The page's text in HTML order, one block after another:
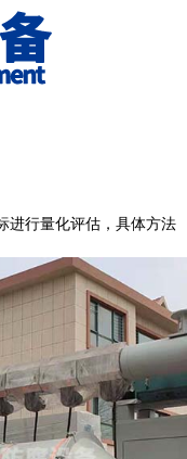
进行量化评估，具体方法